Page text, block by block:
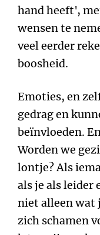
hand heeft',
wensen te
veel eerder
boosheid.
Emoties, en
gedrag en
beïnvloeden.
Worden we
lontje? Als
als je als leider
niet alleen wat
zich schamen